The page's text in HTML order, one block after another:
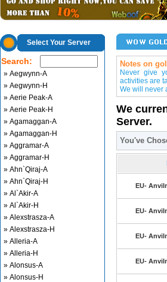
Select Your Server
Search:
» Aegwynn-A
» Aegwynn-H
» Aerie Peak-A
» Aerie Peak-H
» Agamaggan-A
» Agamaggan-H
» Aggramar-A
» Aggramar-H
» Ahn`Qiraj-A
» Ahn`Qiraj-H
» Al`Akir-A
» Al`Akir-H
» Alexstrasza-A
» Alexstrasza-H
» Alleria-A
» Alleria-H
» Alonsus-A
» Alonsus-H
Notes on
Never give
activities are
We will never
We
Server.
You've
EU-
EU-
EU-
EU-